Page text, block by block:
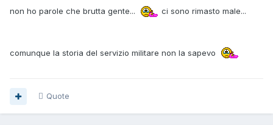
non ho parole che brutta gente... ci sono rimasto male...
comunque la storia del servizio militare non la sapevo
Quote